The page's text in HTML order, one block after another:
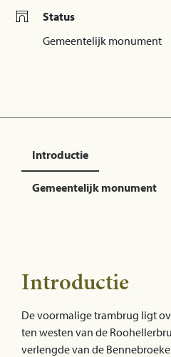
Status
Gemeentelijk monument
Introductie
Gemeentelijk monument
Introductie
De voormalige trambrug ligt
ten westen van de
verlengde van de